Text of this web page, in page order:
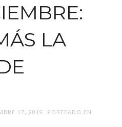
LA
17, 2019. POSTEADO EN